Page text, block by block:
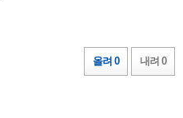
올려 0 내려 0